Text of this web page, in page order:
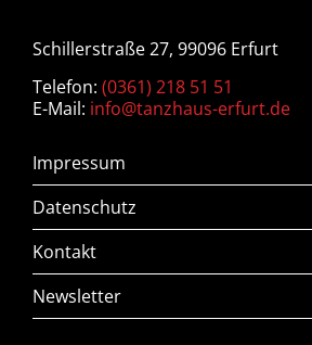
Schillerstraße 27, 99096 Erfurt
Telefon: (0361) 218 51 51
E-Mail: info@tanzhaus-erfurt.de
Impressum
Datenschutz
Kontakt
Newsletter